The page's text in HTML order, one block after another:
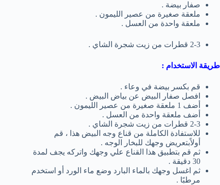
صفار بيضة .
ملعقة صغيرة من عصير الليمون .
ملعقة واحدة من العسل .
2-3 قطرات من زيت شجرة الشاي .
طريقة الاستخدام :
قم بكسر بيضة في وعاء .
افصل صفار البيض عن بياض البيض .
أضف 1 ملعقة صغيرة من عصير الليمون .
أضف ملعقة واحدة من العسل .
2-3 قطرات من زيت شجرة الشاي .
للاستفادة الكاملة من قناع وجه البيض هذا ، قم
أولاًبتعريض وجهك للبخار الوجه .
ثم قم بتطبيق هذا القناع علي وجهك واتركه يجف لمدة
30 دقيقة .
ثم اغسل وجهك بالماء البارد وضع ماء الورد أو استخدم
مرطبًا .